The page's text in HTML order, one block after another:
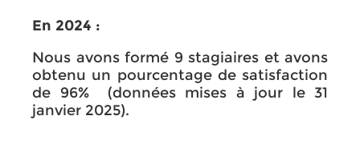
En 2024 :
Nous avons formé 9 stagiaires et avons
obtenu un pourcentage de satisfaction
de 96% (données mises à jour le 31
janvier 2025).